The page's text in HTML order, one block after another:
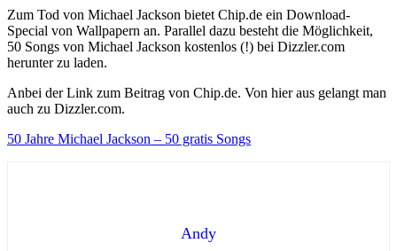
Zum Tod von Michael Jackson bietet Chip.de ein Download-
Special von Wallpapern an. Parallel dazu besteht die Möglichkeit,
50 Songs von Michael Jackson kostenlos (!) bei Dizzler.com
herunter zu laden.
Anbei der Link zum Beitrag von Chip.de. Von hier aus gelangt man
auch zu Dizzler.com.
50 Jahre Michael Jackson – 50 gratis Songs
Andy